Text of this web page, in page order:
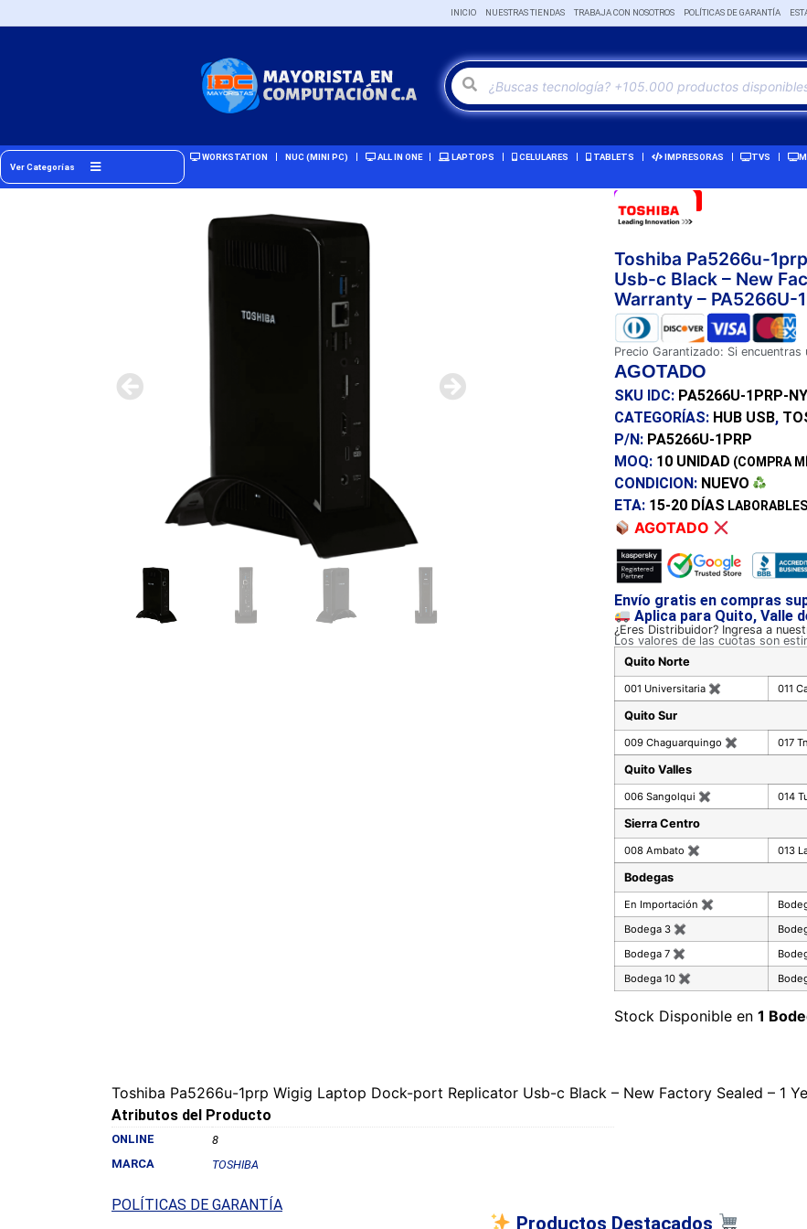
INICIO NUESTRAS TIENDAS TRABAJA CON NOSOTROS POLÍTICAS DE GARANTÍA
Ver Categorías
WORKSTATION NUC (MINI PC) ALL IN ONE LAPTOPS CELULARES TABLETS IMPRESORAS TVS
Toshiba Pa5266u-
Usb-c Black – New
Warranty – PA5266U-
Precio Garantizado: Si
AGOTADO
SKU IDC: PA5266U-1PRP-NY
CATEGORÍAS: HUB USB,
P/N: PA5266U-1PRP
MOQ: 10 UNIDAD (COMPRA
CONDICION: NUEVO
ETA: 15-20 DÍAS
AGOTADO
Envío gratis en compras
Aplica para Quito, Valle
¿Eres Distribuidor? Ingresa a
Los valores de las cuotas son
Quito Norte
001 Universitaria ✖ 011
Quito Sur
009 Chaguarquingo ✖ 017
Quito Valles
006 Sangolqui ✖ 014
Sierra Centro
008 Ambato ✖ 013
Bodegas
En Importación ✖
Bodega 3 ✖
Bodega 7 ✖
Bodega 10 ✖
Stock Disponible en 1
Toshiba Pa5266u-1prp Wigig Laptop Dock-port Replicator Usb-c Black – New Factory Sealed – 1
Atributos del Producto
ONLINE
8
MARCA
TOSHIBA
POLÍTICAS DE GARANTÍA
Productos Destacados